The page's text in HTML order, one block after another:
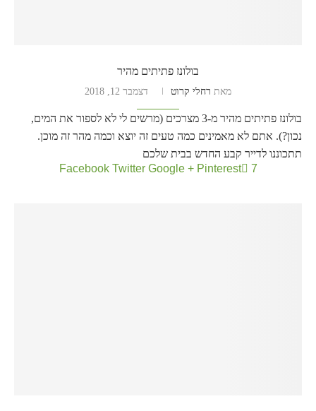
בולונז פתיתים מהיר
מאת רחלי קרוט דצמבר 12, 2018
בולונז פתיתים מהיר מ-3 מצרכים (מרשים לי לא לספור את המים,
נכון?). אתם לא מאמינים כמה טעים זה יוצא וכמה מהר זה מוכן.
תתכוננו לדייר קבע החדש בבית שלכם
7
Facebook Twitter Google + Pinterest